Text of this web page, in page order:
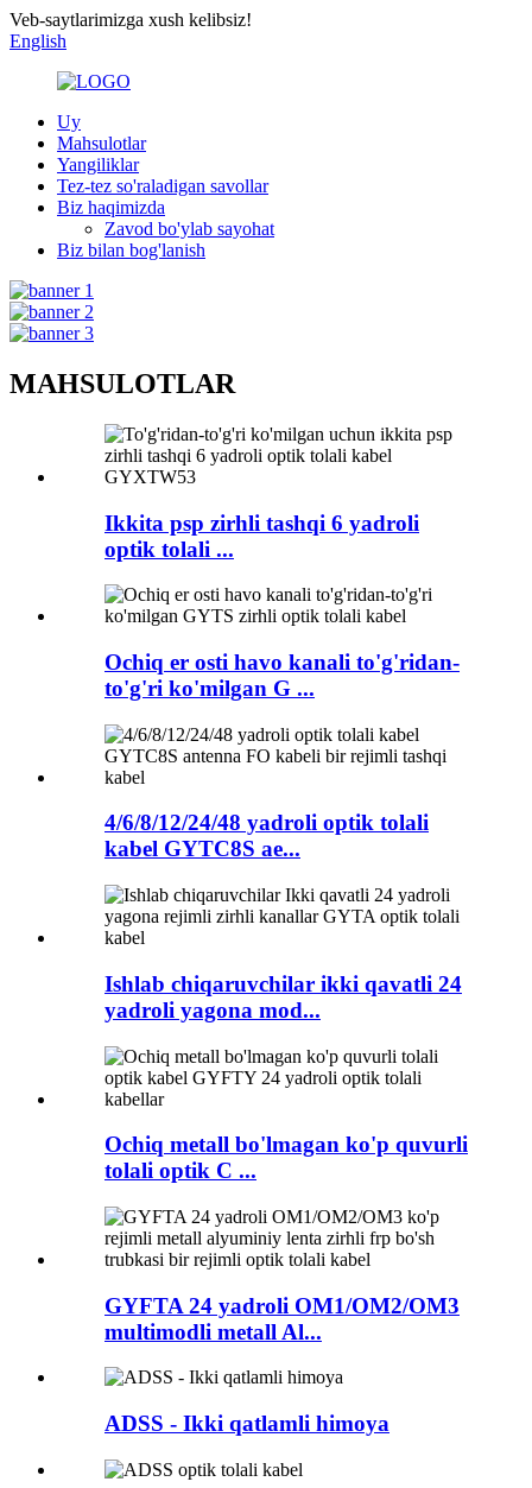
Veb-saytlarimizga xush kelibsiz!
English
Uy
Mahsulotlar
Yangiliklar
Tez-tez so'raladigan savollar
Biz haqimizda
Zavod bo'ylab sayohat
Biz bilan bog'lanish
MAHSULOTLAR
Ikkita psp zirhli tashqi 6 yadroli
optik tolali ...
Ochiq er osti havo kanali to'g'ridan-
to'g'ri ko'milgan G ...
4/6/8/12/24/48 yadroli optik tolali
kabel GYTC8S ae...
Ishlab chiqaruvchilar ikki qavatli 24
yadroli yagona mod...
Ochiq metall bo'lmagan ko'p quvurli
tolali optik C ...
GYFTA 24 yadroli OM1/OM2/OM3
multimodli metall Al...
ADSS - Ikki qatlamli himoya